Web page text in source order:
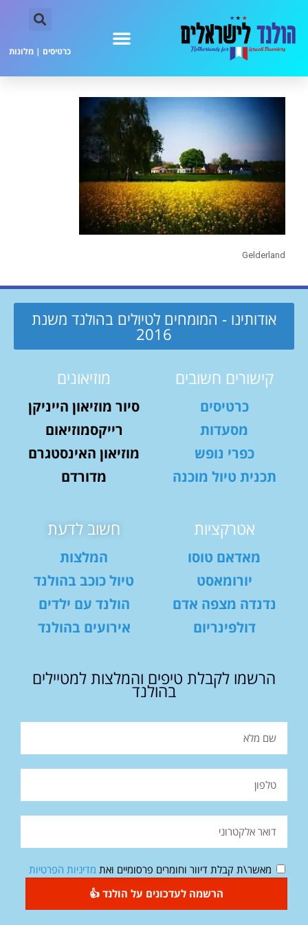
כרטיסים | מלונות
Gelderland
אודותינו - המומחים לטיולים בהולנד משנת
2016
קישורים חשובים
כרטיסים
מסעדות
כפרי נופש
תכנית טיול מוכנה
מוזיאונים
סיור מוזיאון הייניקן
רייקסמוזיאום
מוזיאון האינסטגרם
מדורדם
אטרקציות
מאדאם טוסו
יורומאסט
נדנדה מצפה אדם
דולפינריום
חשוב לדעת
המלצות
טיול כוכב בהולנד
הולנד עם ילדים
אירועים בהולנד
הרשמו לקבלת טיפים והמלצות למטיילים
בהולנד
מאשר\ת קבלת דיוור וחומרים פרסומיים ואת מדיניות הפרטיות
הרשמה לעדכונים על הולנד 👍